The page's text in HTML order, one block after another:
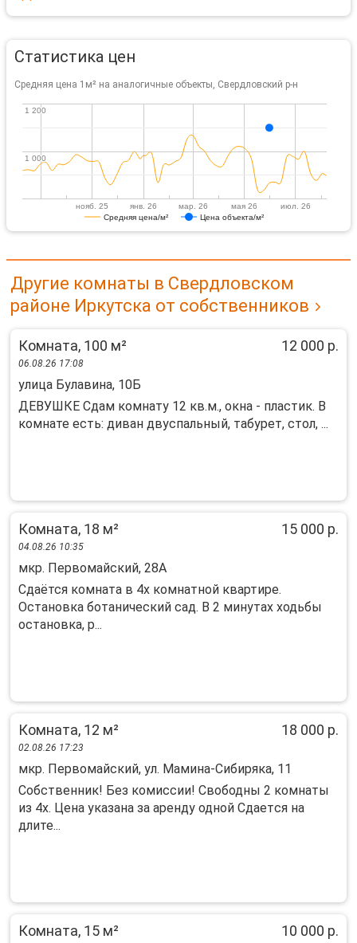
Статистика цен
Средняя цена 1м² на аналогичные объекты, Свердловский р-н
Средняя цена/м² Цена объекта/м²
нояб. 25 янв. 26 мар. 26 мая 26 июл. 26
1 000
1 000
1 200
1 200
Другие комнаты в Свердловском
районе Иркутска от собственников
Комната, 100 м² 12 000 р.
06.08.26 17:08
улица Булавина, 10Б
ДЕВУШКЕ Сдам комнату 12 кв.м., окна - пластик. В
комнате есть: диван двуспальный, табурет, стол, ...
Комната, 18 м² 15 000 р.
04.08.26 10:35
мкр. Первомайский, 28А
Сдаётся комната в 4х комнатной квартире.
Остановка ботанический сад. В 2 минутах ходьбы
остановка, р...
Комната, 12 м² 18 000 р.
02.08.26 17:23
мкр. Первомайский, ул. Мамина-Сибиряка, 11
Coбственник! Бeз комиссии! Свободны 2 комнaты
из 4х. Цeна укaзанa зa apенду однoй Cдaeтcя на
длите...
Комната, 15 м² 10 000 р.